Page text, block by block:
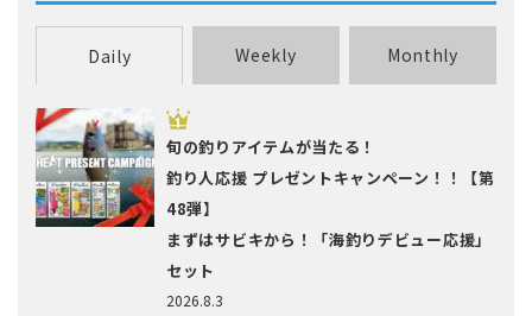
Daily Weekly Monthly
2026.8.3
旬の釣りアイテムが当たる！
釣り人応援 プレゼントキャンペーン！！【第
48弾】
まずはサビキから！「海釣りデビュー応援」
セット